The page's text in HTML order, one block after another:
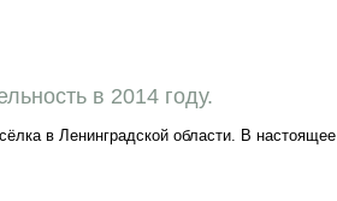
в 2014 году.
в Ленинградской области. В настоящее